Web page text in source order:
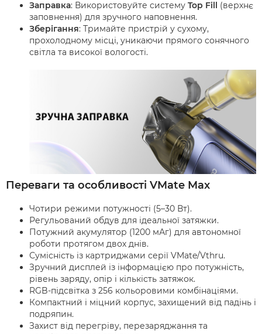
Заправка: Використовуйте систему Top Fill (верхнє
заповнення) для зручного наповнення.
Зберігання: Тримайте пристрій у сухому,
прохолодному місці, уникаючи прямого сонячного
світла та високої вологості.
Переваги та особливості VMate Max
Чотири режими потужності (5–30 Вт).
Регульований обдув для ідеальної затяжки.
Потужний акумулятор (1200 мАг) для автономної
роботи протягом двох днів.
Сумісність із картриджами серії VMate/Vthru.
Зручний дисплей із інформацією про потужність,
рівень заряду, опір і кількість затяжок.
RGB-підсвітка з 256 кольоровими комбінаціями.
Компактний і міцний корпус, захищений від падінь і
подряпин.
Захист від перегріву, перезаряджання та